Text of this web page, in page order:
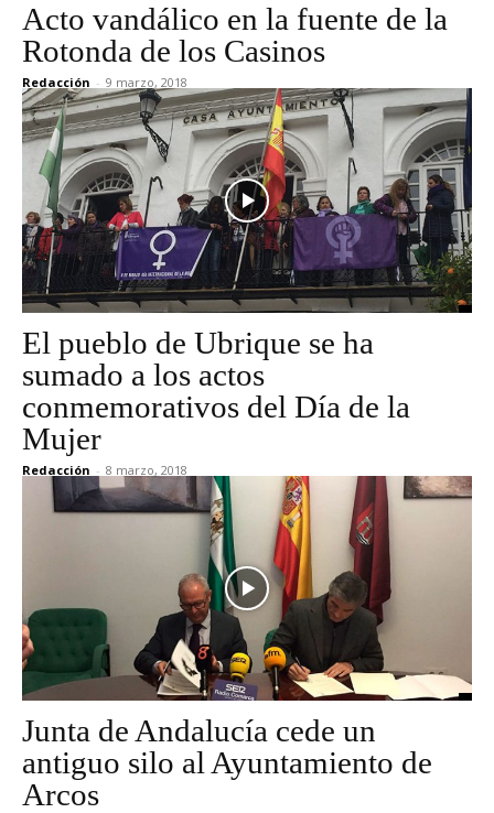
Acto vandálico en la fuente de la
Rotonda de los Casinos
Redacción - 9 marzo, 2018
El pueblo de Ubrique se ha
sumado a los actos
conmemorativos del Día de la
Mujer
Redacción - 8 marzo, 2018
Junta de Andalucía cede un
antiguo silo al Ayuntamiento de
Arcos